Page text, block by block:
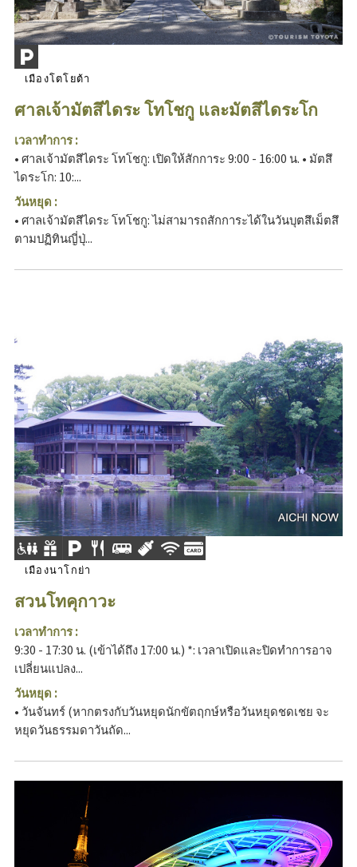
เมืองโตโยต้า
ศาลเจ้ามัตสึไดระ โทโชกู และมัตสึไดระโก
เวลาทำการ :
• ศาลเจ้ามัตสึไดระ โทโชกู: เปิดให้สักการะ 9:00 - 16:00 น. • มัตสึ
ไดระโก: 10:...
วันหยุด :
• ศาลเจ้ามัตสึไดระ โทโชกู: ไม่สามารถสักการะได้ในวันบุตสึเม็ตสึ
ตามปฏิทินญี่ปุ่...
เมืองนาโกย่า
สวนโทคุกาวะ
เวลาทำการ :
9:30 - 17:30 น. (เข้าได้ถึง 17:00 น.) *: เวลาเปิดและปิดทำการอาจ
เปลี่ยนแปลง...
วันหยุด :
• วันจันทร์ (หากตรงกับวันหยุดนักขัตฤกษ์หรือวันหยุดชดเชย จะ
หยุดวันธรรมดาวันถัด...